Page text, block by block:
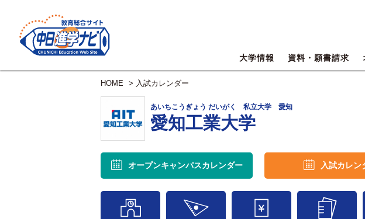
大学情報 資料・願書請求
HOME > 入試カレンダー
あいちこうぎょう だいがく 私立大学 愛知
愛知工業大学
オープンキャンパスカレンダー 入試カレン